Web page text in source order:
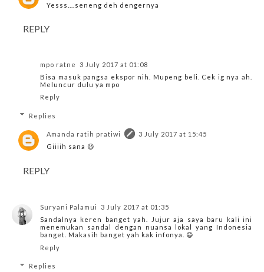
Yesss....seneng deh dengernya
REPLY
mpo ratne
3 July 2017 at 01:08
Bisa masuk pangsa ekspor nih. Mupeng beli. Cek ig nya ah.
Meluncur dulu ya mpo
Reply
Replies
Amanda ratih pratiwi
3 July 2017 at 15:45
Giiiih sana 😃
REPLY
Suryani Palamui
3 July 2017 at 01:35
Sandalnya keren banget yah. Jujur aja saya baru kali ini
menemukan sandal dengan nuansa lokal yang Indonesia
banget. Makasih banget yah kak infonya. 😄
Reply
Replies